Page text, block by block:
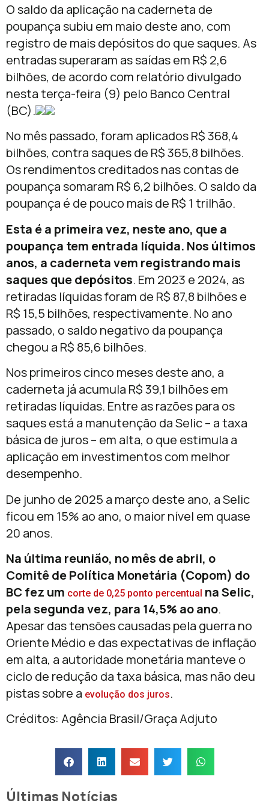
O saldo da aplicação na caderneta de
poupança subiu em maio deste ano, com
registro de mais depósitos do que saques. As
entradas superaram as saídas em R$ 2,6
bilhões, de acordo com relatório divulgado
nesta terça-feira (9) pelo Banco Central
(BC).
No mês passado, foram aplicados R$ 368,4
bilhões, contra saques de R$ 365,8 bilhões.
Os rendimentos creditados nas contas de
poupança somaram R$ 6,2 bilhões. O saldo da
poupança é de pouco mais de R$ 1 trilhão.
Esta é a primeira vez, neste ano, que a
poupança tem entrada líquida. Nos últimos
anos, a caderneta vem registrando mais
saques que depósitos. Em 2023 e 2024, as
retiradas líquidas foram de R$ 87,8 bilhões e
R$ 15,5 bilhões, respectivamente. No ano
passado, o saldo negativo da poupança
chegou a R$ 85,6 bilhões.
Nos primeiros cinco meses deste ano, a
caderneta já acumula R$ 39,1 bilhões em
retiradas líquidas. Entre as razões para os
saques está a manutenção da Selic – a taxa
básica de juros – em alta, o que estimula a
aplicação em investimentos com melhor
desempenho.
De junho de 2025 a março deste ano, a Selic
ficou em 15% ao ano, o maior nível em quase
20 anos.
Na última reunião, no mês de abril, o
Comitê de Política Monetária (Copom) do
BC fez um corte de 0,25 ponto percentual na Selic,
pela segunda vez, para 14,5% ao ano.
Apesar das tensões causadas pela guerra no
Oriente Médio e das expectativas de inflação
em alta, a autoridade monetária manteve o
ciclo de redução da taxa básica, mas não deu
pistas sobre a evolução dos juros.
Créditos: Agência Brasil/Graça Adjuto
Últimas Notícias